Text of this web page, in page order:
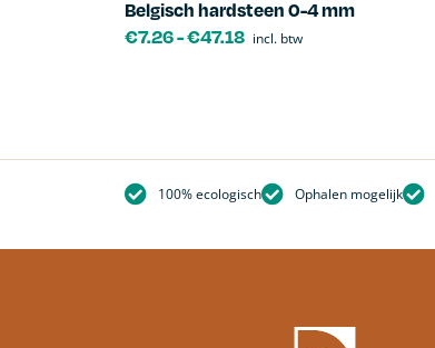
Belgisch hardsteen 0-4 mm
€7.26-€47.18 incl. btw
100% ecologisch Ophalen mogelijk